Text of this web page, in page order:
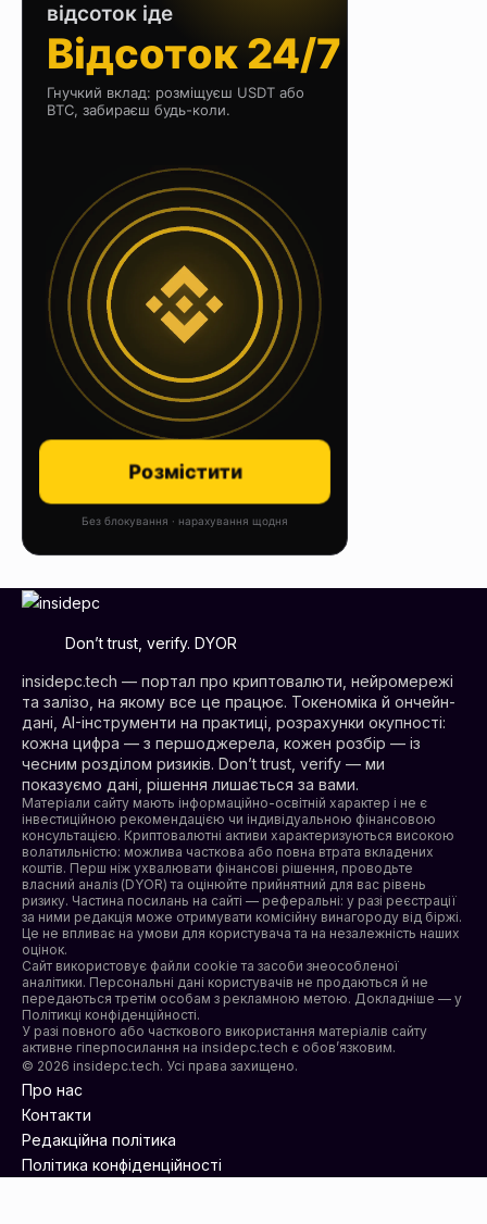
відсоток іде
Відсоток 24/7
Гнучкий вклад: розміщуєш USDT або
BTC, забираєш будь-коли.
Розмістити
Без блокування · нарахування щодня
Don’t trust, verify. DYOR
insidepc.tech — портал про криптовалюти, нейромережі
та залізо, на якому все це працює. Токеноміка й ончейн-
дані, AI-інструменти на практиці, розрахунки окупності:
кожна цифра — з першоджерела, кожен розбір — із
чесним розділом ризиків. Don’t trust, verify — ми
показуємо дані, рішення лишається за вами.
Матеріали сайту мають інформаційно-освітній характер і не є
інвестиційною рекомендацією чи індивідуальною фінансовою
консультацією. Криптовалютні активи характеризуються високою
волатильністю: можлива часткова або повна втрата вкладених
коштів. Перш ніж ухвалювати фінансові рішення, проводьте
власний аналіз (DYOR) та оцінюйте прийнятний для вас рівень
ризику. Частина посилань на сайті — реферальні: у разі реєстрації
за ними редакція може отримувати комісійну винагороду від біржі.
Це не впливає на умови для користувача та на незалежність наших
оцінок.
Сайт використовує файли cookie та засоби знеособленої
аналітики. Персональні дані користувачів не продаються й не
передаються третім особам з рекламною метою. Докладніше — у
Політикці конфіденційності.
У разі повного або часткового використання матеріалів сайту
активне гіперпосилання на insidepc.tech є обов’язковим.
© 2026 insidepc.tech. Усі права захищено.
Про нас
Контакти
Редакційна політика
Політика конфіденційності